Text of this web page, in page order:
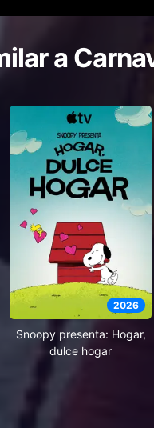
a
2026
Snoopy presenta: Hogar,
dulce hogar